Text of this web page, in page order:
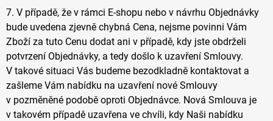
7. V případě, že v rámci E-shopu nebo v návrhu Objednávky
bude uvedena zjevně chybná Cena, nejsme povinni Vám
Zboží za tuto Cenu dodat ani v případě, kdy jste obdrželi
potvrzení Objednávky, a tedy došlo k uzavření Smlouvy.
V takové situaci Vás budeme bezodkladně kontaktovat a
zašleme Vám nabídku na uzavření nové Smlouvy
v pozměněné podobě oproti Objednávce. Nová Smlouva je
v takovém případě uzavřena ve chvíli, kdy Naši nabídku